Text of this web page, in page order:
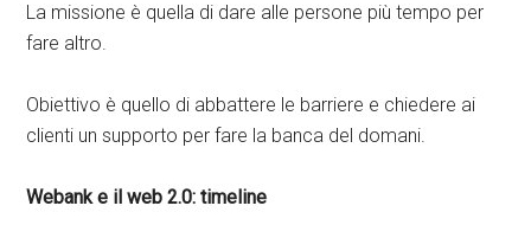
La missione è quella di dare alle persone più tempo per
fare altro.
Obiettivo è quello di abbattere le barriere e chiedere ai
clienti un supporto per fare la banca del domani.
Webank e il web 2.0: timeline